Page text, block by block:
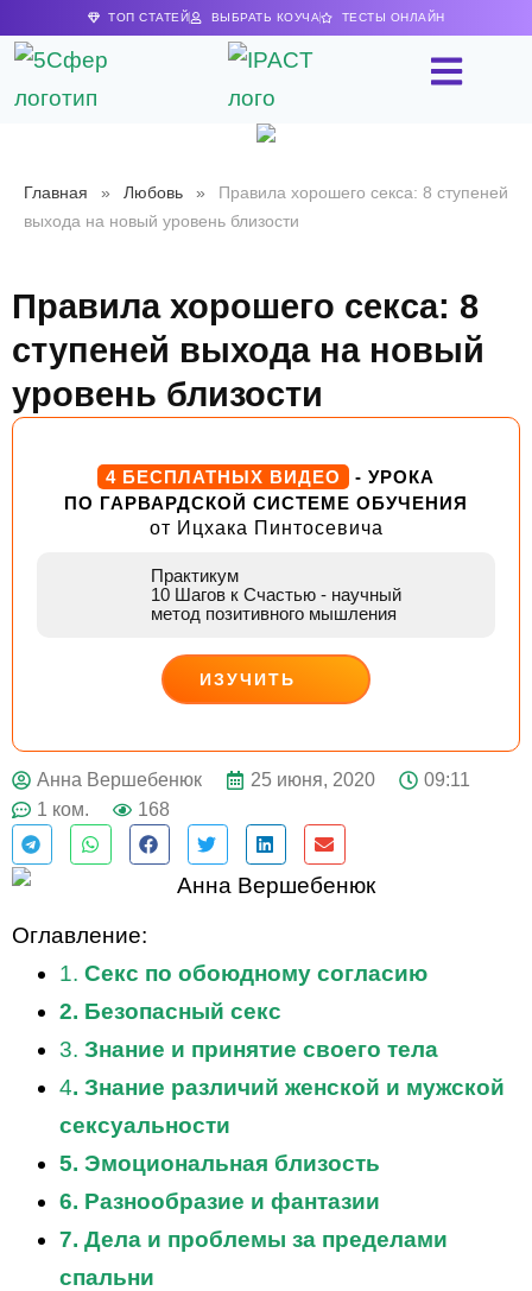
ТОП СТАТЕЙ ВЫБРАТЬ КОУЧА ТЕСТЫ ОНЛАЙН
Главная » Любовь »
Правила хорошего секса: 8 ступеней
выхода на новый уровень близости
Правила хорошего секса: 8
ступеней выхода на новый
уровень близости
4 БЕСПЛАТНЫХ ВИДЕО
- УРОКА
ПО ГАРВАРДСКОЙ СИСТЕМЕ ОБУЧЕНИЯ
от Ицхака Пинтосевича
Практикум
10 Шагов к Счастью - научный
метод позитивного мышления
ИЗУЧИТЬ
ДЕЙСТВУЙ
Анна Вершебенюк 25 июня, 2020
09:11
1 ком.
168
Оглавление:
1. Секс по обоюдному согласию
2. Безопасный секс
3. Знание и принятие своего тела
4. Знание различий женской и мужской
сексуальности
5. Эмоциональная близость
6. Разнообразие и фантазии
7. Дела и проблемы за пределами
спальни